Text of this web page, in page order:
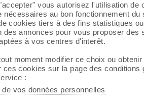
associé : Pointe de la Gay, Nord par
chalets des Nants
associé : Pointe de la Gay (1801
: N
:
:2.2
vous autorisez l'utilisation de
nécessaires au bon fonctionnement du
cookies tiers à des fins statistiques
des annonces pour vous proposer des
à vos centres d'interêt.
moment modifier ce choix ou obtenir
ces cookies sur la page des conditions
:
de vos données personnelles